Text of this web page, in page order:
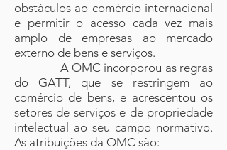
obstáculos ao comércio internacional
e permitir o acesso cada vez mais
amplo de empresas ao mercado
externo de bens e serviços.
A OMC incorporou as regras
do GATT, que se restringem ao
comércio de bens, e acrescentou os
setores de serviços e de propriedade
intelectual ao seu campo normativo.
As atribuições da OMC são: